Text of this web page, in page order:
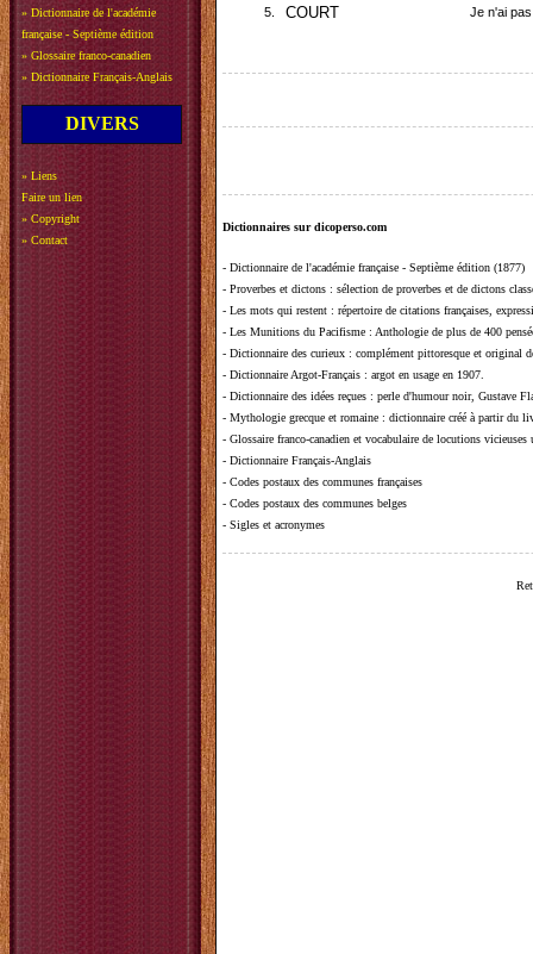
» Dictionnaire de l'académie
française - Septième édition
» Glossaire franco-canadien
» Dictionnaire Français-Anglais
DIVERS
» Liens
Faire un lien
» Copyright
» Contact
5.
COURT Je n'ai
Dictionnaires sur dicoperso.com
- Dictionnaire de l'académie française - Septième édition (1877)
- Proverbes et dictons : sélection de proverbes et de dictons
- Les mots qui restent : répertoire de citations françaises,
- Les Munitions du Pacifisme : Anthologie de plus de 400
- Dictionnaire des curieux : complément pittoresque et original
- Dictionnaire Argot-Français : argot en usage en 1907.
- Dictionnaire des idées reçues : perle d'humour noir, Gustave
- Mythologie grecque et romaine : dictionnaire créé à partir du
- Glossaire franco-canadien et vocabulaire de locutions vicieuses
- Dictionnaire Français-Anglais
- Codes postaux des communes françaises
- Codes postaux des communes belges
- Sigles et acronymes